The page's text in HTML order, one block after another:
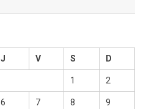
J V S D
1 2
6 7 8 9